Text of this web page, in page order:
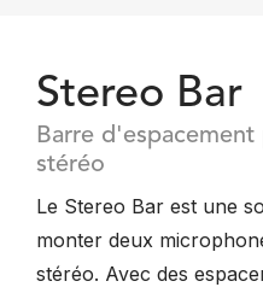
Stereo Bar
Barre
stéréo
Le Stereo Bar est une
monter deux
stéréo. Avec des